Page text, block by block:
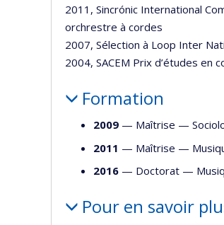
2011, Sincrónic International
orchrestre à cordes
2007, Sélection à Loop Inter
2004, SACEM Prix d’études en
Formation
2009 — Maîtrise —
2011 — Maîtrise —
2016 — Doctorat —
Pour en savoir